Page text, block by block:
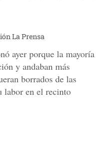
La Prensa
ayer porque la mayoría
y andaban más
borrados de las
labor en el recinto